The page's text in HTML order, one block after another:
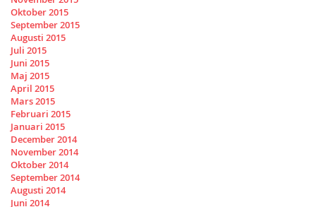
Oktober 2015
September 2015
Augusti 2015
Juli 2015
Juni 2015
Maj 2015
April 2015
Mars 2015
Februari 2015
Januari 2015
December 2014
November 2014
Oktober 2014
September 2014
Augusti 2014
Juni 2014